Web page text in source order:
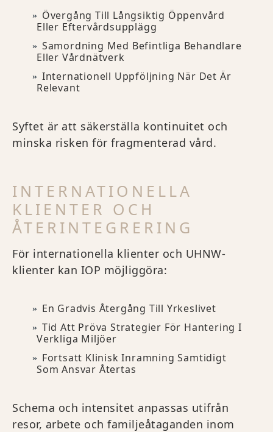
Övergång Till Långsiktig Öppenvård
Eller Eftervårdsupplägg
Samordning Med Befintliga Behandlare
Eller Vårdnätverk
Internationell Uppföljning När Det Är
Relevant
Syftet är att säkerställa kontinuitet och
minska risken för fragmenterad vård.
INTERNATIONELLA
KLIENTER OCH
ÅTERINTEGRERING
För internationella klienter och UHNW-
klienter kan IOP möjliggöra:
En Gradvis Återgång Till Yrkeslivet
Tid Att Pröva Strategier För Hantering I
Verkliga Miljöer
Fortsatt Klinisk Inramning Samtidigt
Som Ansvar Återtas
Schema och intensitet anpassas utifrån
resor, arbete och familjeåtaganden inom